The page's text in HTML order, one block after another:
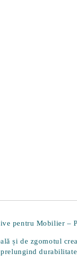
pentru Mobilier –
și de zgomotul